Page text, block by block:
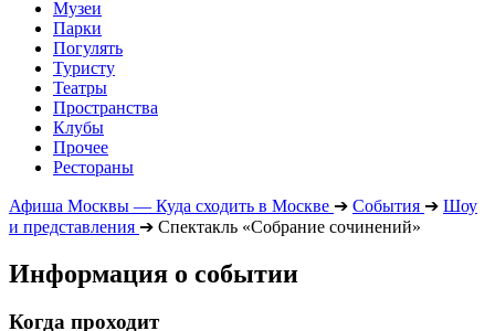
Музеи
Парки
Погулять
Туристу
Театры
Пространства
Клубы
Прочее
Рестораны
Афиша Москвы — Куда сходить в Москве ➔ События ➔ Шоу
и представления ➔ Спектакль «Собрание сочинений»
Информация о событии
Когда проходит